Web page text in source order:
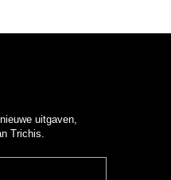
uitgaven,
Trichis.